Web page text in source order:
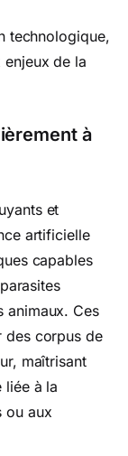
technologique,
de la
à
et
artificielle
capables
animaux. Ces
des corpus de
maîtrisant
liée à la
ou aux